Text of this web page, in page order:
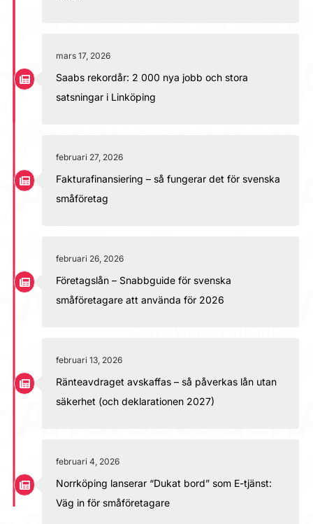
mars 17, 2026
Saabs rekordår: 2 000 nya jobb och stora
satsningar i Linköping
februari 27, 2026
Fakturafinansiering – så fungerar det för svenska
småföretag
februari 26, 2026
Företagslån – Snabbguide för svenska
småföretagare att använda för 2026
februari 13, 2026
Ränteavdraget avskaffas – så påverkas lån utan
säkerhet (och deklarationen 2027)
februari 4, 2026
Norrköping lanserar “Dukat bord” som E-tjänst:
Väg in för småföretagare